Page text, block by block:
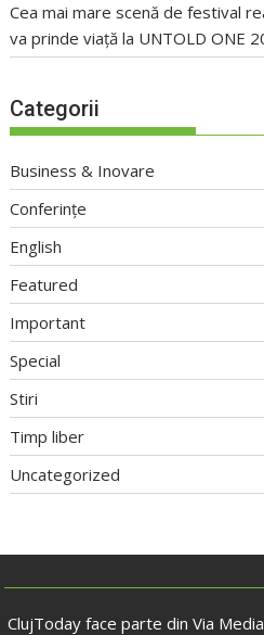
Cea mai mare scenă de festival
va prinde viață la UNTOLD ONE
Categorii
Business & Inovare
Conferințe
English
Featured
Important
Special
Stiri
Timp liber
Uncategorized
ClujToday face parte din Via